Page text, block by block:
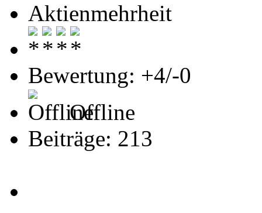
Aktienmehrheit
Bewertung: +4/-0
Offline
Beiträge: 213